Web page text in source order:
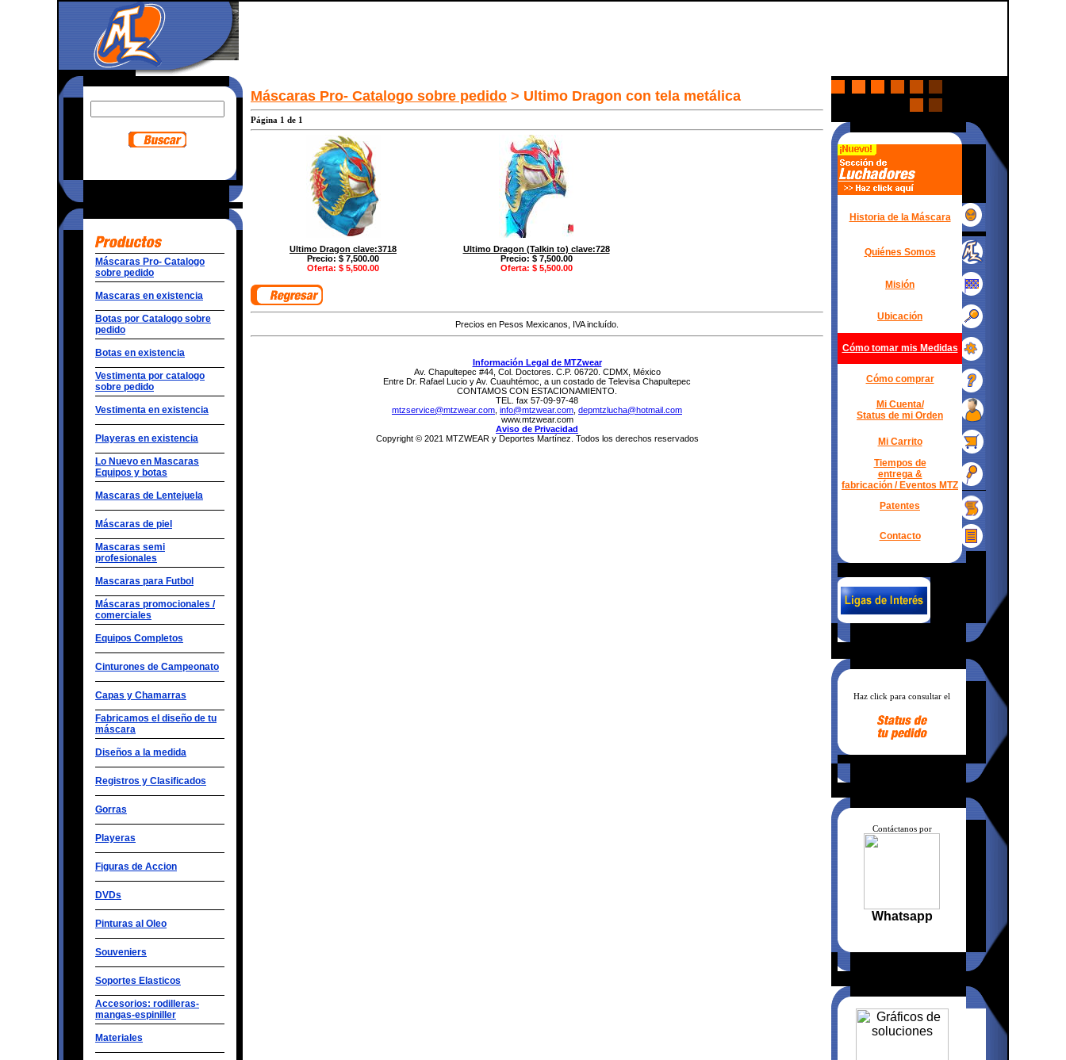
Máscaras Pro- Catalogo
sobre pedido
Mascaras en existencia
Botas por Catalogo sobre
pedido
Botas en existencia
Vestimenta por catalogo
sobre pedido
Vestimenta en existencia
Playeras en existencia
Lo Nuevo en Mascaras
Equipos y botas
Mascaras de Lentejuela
Máscaras de piel
Mascaras semi
profesionales
Mascaras para Futbol
Máscaras promocionales /
comerciales
Equipos Completos
Cinturones de Campeonato
Capas y Chamarras
Fabricamos el diseño de tu
máscara
Diseños a la medida
Registros y Clasificados
Gorras
Playeras
Figuras de Accion
DVDs
Pinturas al Oleo
Souveniers
Soportes Elasticos
Accesorios: rodilleras-
mangas-espiniller
Materiales
Máscaras Pro- Catalogo sobre pedido > Ultimo Dragon con tela metálica
Página 1 de 1
Ultimo Dragon clave:3718
Precio: $ 7,500.00
Oferta: $ 5,500.00
Ultimo Dragon (Talkin to) clave:728
Precio: $ 7,500.00
Oferta: $ 5,500.00
Precios en Pesos Mexicanos, IVA incluído.
Información Legal de MTZwear
Av. Chapultepec #44, Col. Doctores. C.P. 06720. CDMX, México
Entre Dr. Rafael Lucio y Av. Cuauhtémoc, a un costado de Televisa Chapultepec
CONTAMOS CON ESTACIONAMIENTO.
TEL. fax 57-09-97-48
mtzservice@mtzwear.com info@mtzwear.com depmtzlucha@hotmail.com
www.mtzwear.com
Aviso de Privacidad
Copyright © 2021 MTZWEAR y Deportes Martínez. Todos los derechos reservados
Historia de la Máscara
Quiénes Somos
Misión
Ubicación
Cómo tomar mis Medidas
Cómo comprar
Mi Cuenta/
Status de mi Orden
Mi Carrito
Tiempos de
entrega &
fabricación / Eventos MTZ
Patentes
Contacto
Haz click para consultar el
Contáctanos por
Whatsapp